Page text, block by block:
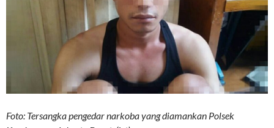
Foto: Tersangka pengedar narkoba yang diamankan Polsek